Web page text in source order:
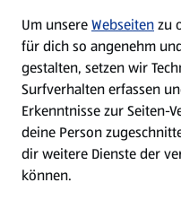
WhatsApp
Über ALDI SÜD
Filialen
Um unsereWebseitenzu
für dich so angenehm
gestalten, setzen wir
Surfverhalten erfassen
Erkenntnisse zur Seiten-
deine Person
dir weitere Dienste der
können.